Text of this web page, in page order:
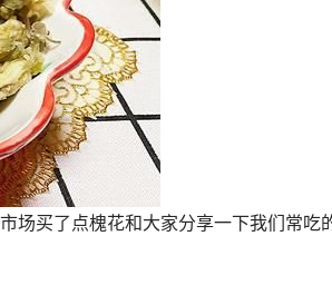
场买了点槐花和大家分享一下我们常吃